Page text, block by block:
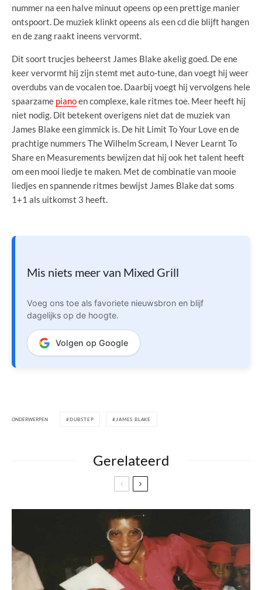
nummer na een halve minuut opeens op een prettige manier
ontspoort. De muziek klinkt opeens als een cd die blijft hangen
en de zang raakt ineens vervormt.
Dit soort trucjes beheerst James Blake akelig goed. De ene
keer vervormt hij zijn stemt met auto-tune, dan voegt hij weer
overdubs van de vocalen toe. Daarbij voegt hij vervolgens hele
spaarzame pianoen complexe, kale ritmes toe. Meer heeft hij
niet nodig. Dit betekent overigens niet dat de muziek van
James Blake een gimmick is. De hit Limit To Your Love en de
prachtige nummers The Wilhelm Scream, I Never Learnt To
Share en Measurements bewijzen dat hij ook het talent heeft
om een mooi liedje te maken. Met de combinatie van mooie
liedjes en spannende ritmes bewijst James Blake dat soms
1+1 als uitkomst 3 heeft.
Mis niets meer van Mixed Grill
Voeg ons toe als favoriete nieuwsbron en blijf
dagelijks op de hoogte.
Volgen op Google
ONDERWERPEN DUBSTEP JAMES BLAKE
Gerelateerd